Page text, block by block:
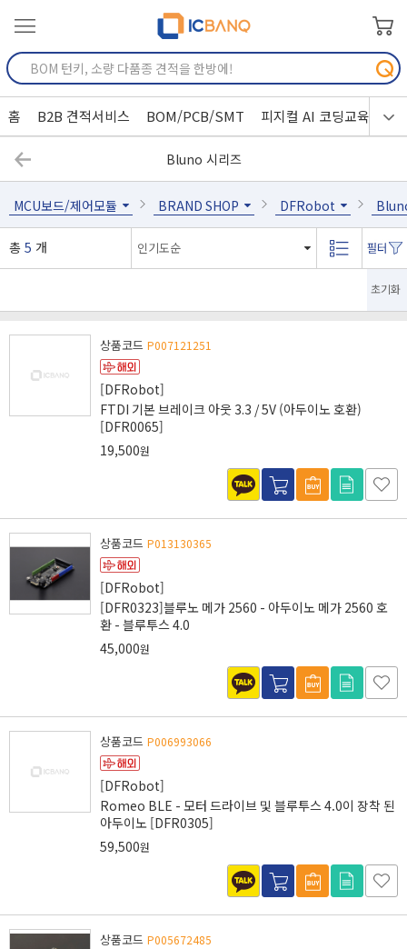
홈 B2B 견적서비스 BOM/PCB/SMT 피지컬 AI 코딩교육
Bluno 시리즈
MCU보드/제어모듈 BRAND SHOP DFRobot
총 5 개
초기화
상품코드 P007121251
[DFRobot]
FTDI 기본 브레이크 아웃 3.3 / 5V (아두이노 호환)
[DFR0065]
19,500원
상품코드 P013130365
[DFRobot]
[DFR0323]블루노 메가 2560 - 아두이노 메가 2560 호
환 - 블루투스 4.0
45,000원
상품코드 P006993066
[DFRobot]
Romeo BLE - 모터 드라이브 및 블루투스 4.0이 장착 된
아두이노 [DFR0305]
59,500원
상품코드 P005672485